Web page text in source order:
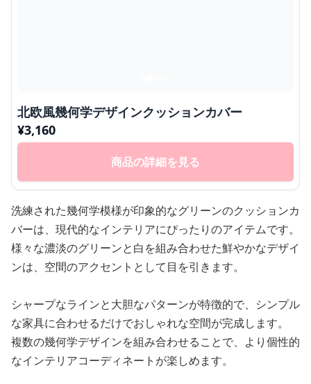
北欧風幾何学デザインクッションカバー
¥3,160
商品の詳細を見る
洗練された幾何学模様が印象的なグリーンのクッションカ
バーは、現代的なインテリアにぴったりのアイテムです。
様々な濃淡のグリーンと白を組み合わせた鮮やかなデザイ
ンは、空間のアクセントとして目を引きます。
シャープなラインと大胆なパターンが特徴的で、シンプル
な家具に合わせるだけでおしゃれな空間が完成します。
複数の幾何学デザインを組み合わせることで、より個性的
なインテリアコーディネートが楽しめます。